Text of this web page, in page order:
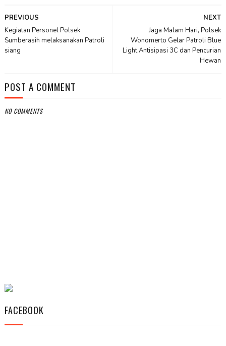
NEXT
Jaga Malam Hari, Polsek
Wonomerto Gelar Patroli Blue
Light Antisipasi 3C dan Pencurian
Hewan
PREVIOUS
Kegiatan Personel Polsek
Sumberasih melaksanakan Patroli
siang
POST A COMMENT
NO COMMENTS
FACEBOOK